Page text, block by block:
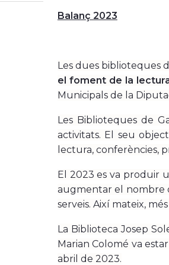
Balanç 2023
Les dues biblioteques
el foment de la
Municipals de la
Les Biblioteques de
activitats. El seu
lectura, conferències,
El 2023 es va produir
augmentar el nombre
serveis. Així mateix,
La Biblioteca Josep
Marian Colomé va
abril de 2023.